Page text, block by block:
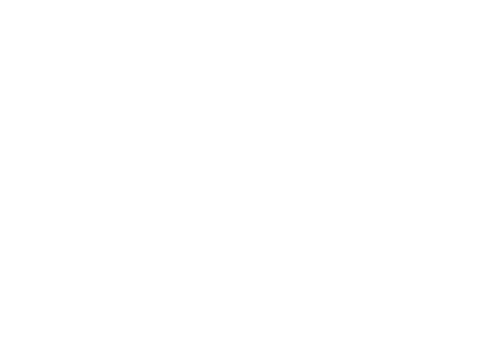
sido la regulación legal del contrato de